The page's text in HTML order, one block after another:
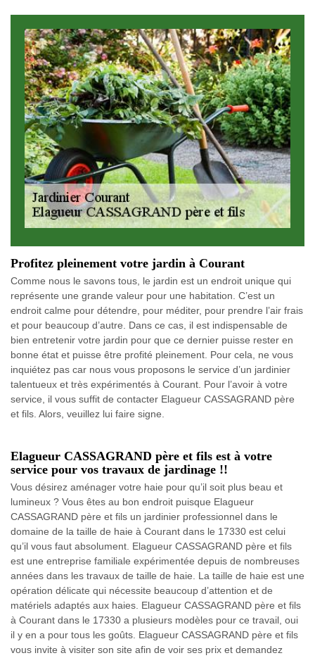
Profitez pleinement votre jardin à Courant
Comme nous le savons tous, le jardin est un endroit unique qui
représente une grande valeur pour une habitation. C’est un
endroit calme pour détendre, pour méditer, pour prendre l’air frais
et pour beaucoup d’autre. Dans ce cas, il est indispensable de
bien entretenir votre jardin pour que ce dernier puisse rester en
bonne état et puisse être profité pleinement. Pour cela, ne vous
inquiétez pas car nous vous proposons le service d’un jardinier
talentueux et très expérimentés à Courant. Pour l’avoir à votre
service, il vous suffit de contacter Elagueur CASSAGRAND père
et fils. Alors, veuillez lui faire signe.
Elagueur CASSAGRAND père et fils est à votre
service pour vos travaux de jardinage !!
Vous désirez aménager votre haie pour qu’il soit plus beau et
lumineux ? Vous êtes au bon endroit puisque Elagueur
CASSAGRAND père et fils un jardinier professionnel dans le
domaine de la taille de haie à Courant dans le 17330 est celui
qu’il vous faut absolument. Elagueur CASSAGRAND père et fils
est une entreprise familiale expérimentée depuis de nombreuses
années dans les travaux de taille de haie. La taille de haie est une
opération délicate qui nécessite beaucoup d’attention et de
matériels adaptés aux haies. Elagueur CASSAGRAND père et fils
à Courant dans le 17330 a plusieurs modèles pour ce travail, oui
il y en a pour tous les goûts. Elagueur CASSAGRAND père et fils
vous invite à visiter son site afin de voir ses prix et demandez